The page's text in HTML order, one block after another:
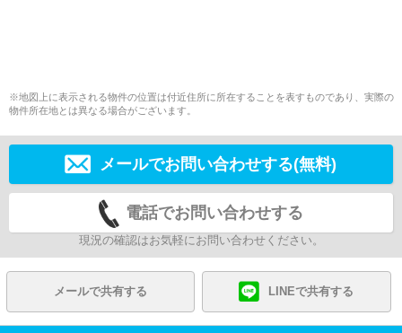
※地図上に表示される物件の位置は付近住所に所在することを表すものであり、実際の
物件所在地とは異なる場合がございます。
メールでお問い合わせする(無料)
電話でお問い合わせする
現況の確認はお気軽にお問い合わせください。
メールで共有する LINEで共有する